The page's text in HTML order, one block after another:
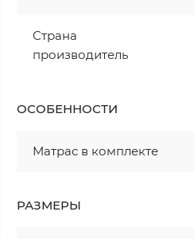
Страна
производитель
ОСОБЕННОСТИ
Матрас в комплекте
РАЗМЕРЫ